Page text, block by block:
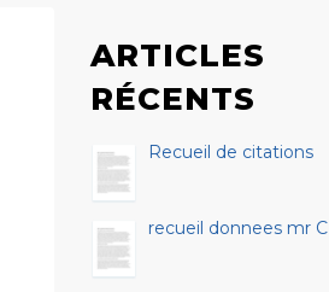
ARTICLES
RÉCENTS
Recueil de citations
recueil donnees mr C